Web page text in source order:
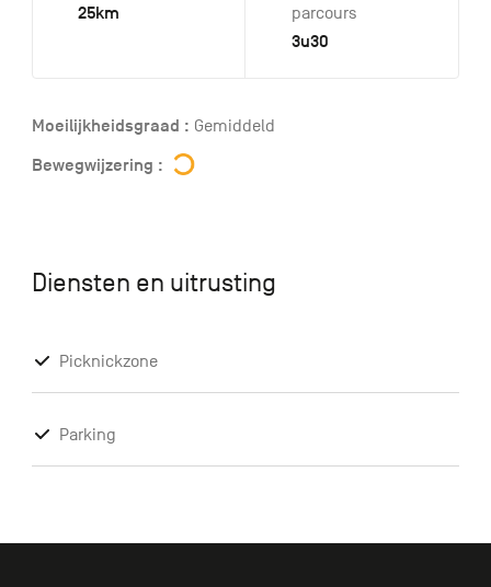
25km
parcours
3u30
Moeilijkheidsgraad : Gemiddeld
Bewegwijzering :
Diensten en uitrusting
Picknickzone
Parking